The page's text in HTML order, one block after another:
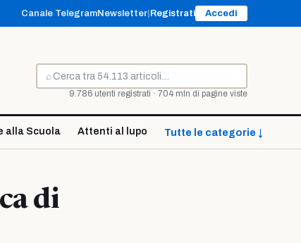
Canale TelegramNewsletter Registrati Accedi
⌕
Cerca
9.786 utenti registrati · 704 mln di pagine viste
alla Scuola Attenti al lupo Tutte le categorie ↓
di